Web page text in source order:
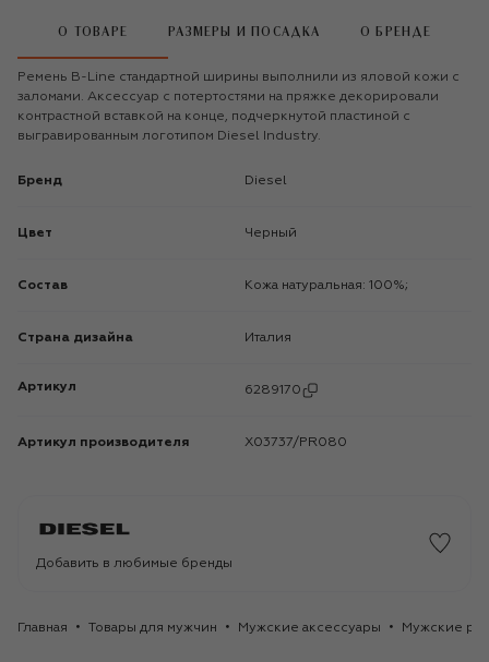
О ТОВАРЕ РАЗМЕРЫ И ПОСАДКА О БРЕНДЕ
Ремень B-Line стандартной ширины выполнили из яловой кожи с
заломами. Аксессуар с потертостями на пряжке декорировали
контрастной вставкой на конце, подчеркнутой пластиной с
выгравированным логотипом Diesel Industry.
Бренд Diesel
Цвет Черный
Состав Кожа натуральная: 100%;
Страна дизайна Италия
Артикул 6289170
Артикул производителя X03737/PR080
Добавить в любимые бренды
Главная Товары для мужчин Мужские аксессуары Мужские